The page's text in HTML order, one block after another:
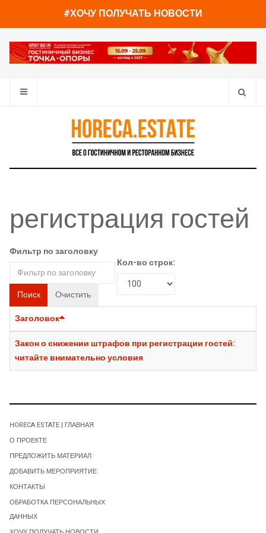
#ХОЧУ ПОЛУЧАТЬ НОВОСТИ
регистрация гостей
Фильтр по заголовку
Поиск Очистить
Кол-во строк:
Заголовок
Закон о снижении штрафов при регистрации гостей:
читайте внимательно условия
HORECA ESTATE | ГЛАВНАЯ
О ПРОЕКТЕ
ПРЕДЛОЖИТЬ МАТЕРИАЛ
ДОБАВИТЬ МЕРОПРИЯТИЕ
КОНТАКТЫ
ОБРАБОТКА ПЕРСОНАЛЬНЫХ
ДАННЫХ